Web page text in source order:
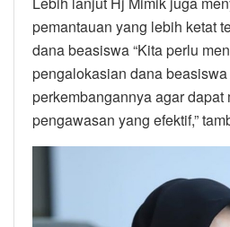
pemantauan yang lebih ketat
dana beasiswa “Kita perlu
pengalokasian dana
perkembangannya agar dapat
pengawasan yang efektif,”